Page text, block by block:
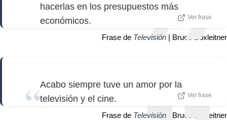
hacerlas en los presupuestos más
económicos.
Ver frase
Frase de Televisión | Bruce Boxleitner
Acabo siempre tuve un amor por la
televisión y el cine.
Ver frase
Frase de Televisión | Bruce Boxleitner